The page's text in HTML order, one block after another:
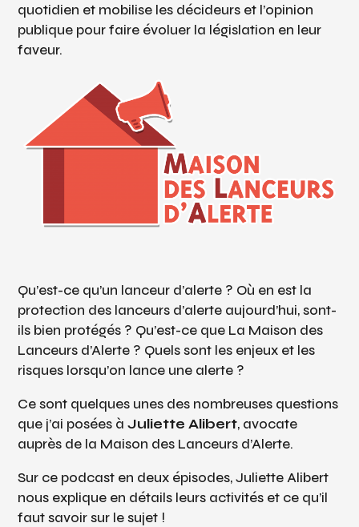
quotidien et mobilise les décideurs et l’opinion
publique pour faire évoluer la législation en leur
faveur.
Qu’est-ce qu’un lanceur d’alerte ? Où en est la
protection des lanceurs d’alerte aujourd’hui, sont-
ils bien protégés ? Qu’est-ce que La Maison des
Lanceurs d’Alerte ? Quels sont les enjeux et les
risques lorsqu’on lance une alerte ?
Ce sont quelques unes des nombreuses questions
que j’ai posées àJuliette Alibert, avocate
auprès de la Maison des Lanceurs d’Alerte.
Sur ce podcast en deux épisodes, Juliette Alibert
nous explique en détails leurs activités et ce qu’il
faut savoir sur le sujet !